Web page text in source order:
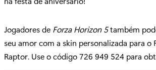
Jogadores de Forza Horizon 5também
seu amor com a skin personalizada para o
Raptor. Use o código 726 949 524 para